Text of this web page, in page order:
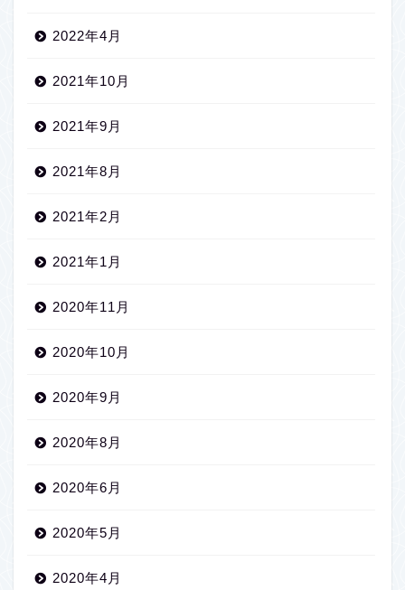
2022年4月
2021年10月
2021年9月
2021年8月
2021年2月
2021年1月
2020年11月
2020年10月
2020年9月
2020年8月
2020年6月
2020年5月
2020年4月